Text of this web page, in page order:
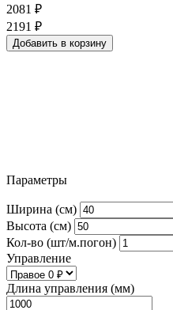
2081 ₽
2191 ₽
Добавить в корзину
Параметры
Ширина (см)
Высота (см)
Кол-во (шт/м.погон)
Управление
Длина управления (мм)